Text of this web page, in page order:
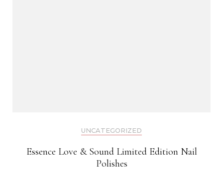
UNCATEGORIZED
Essence Love & Sound Limited Edition Nail
Polishes